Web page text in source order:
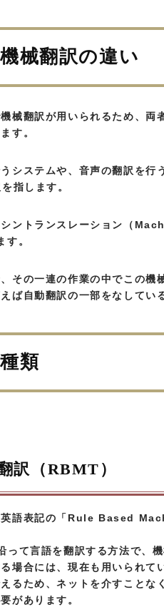
械翻訳の違い
械翻訳が用いられるため、両
す。
システムや、音声の翻訳を行
指します。
シントランスレーション（
す。
その一連の作業の中でこの機
ば自動翻訳の一部をなしてい
類
訳（RBMT）
英語表記の「Rule Based
って言語を翻訳する方法で、
場合には、現在も用いられて
るため、ネットを介すことな
があります。